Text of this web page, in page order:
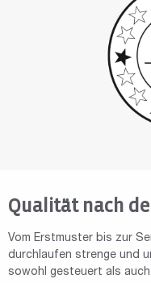
Qualität nach
Vom Erstmuster bis zur
durchlaufen strenge und
sowohl gesteuert als